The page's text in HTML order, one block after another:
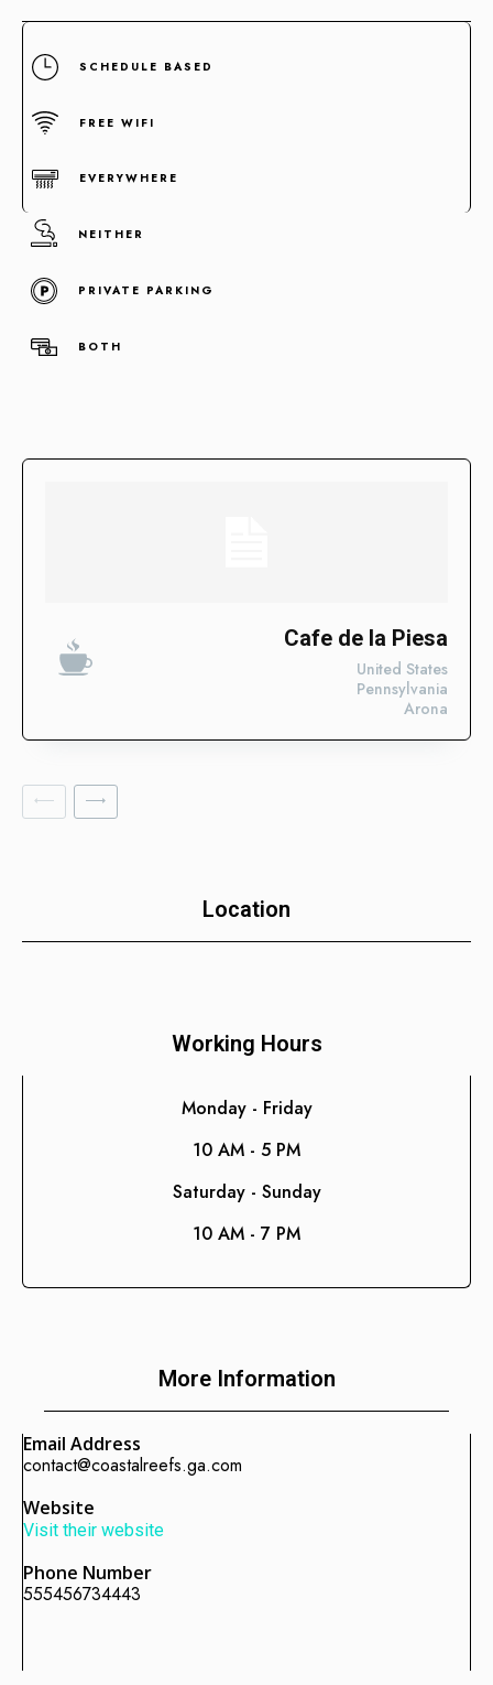
Concentramos la fuerza de +100 enlaces de alta autoridad
Tecnologías de la Información
Marketing y Publicidad
Recursos Humanos
Construcción
Consultoría de Gestión
Manufactura y Producción
Comunicación y Entretenimiento
Energía y Servicios Públicos
SCHEDULE BASED
FREE WIFI
EVERYWHERE
NEITHER
PRIVATE PARKING
BOTH
Cafe de la Piesa
Arona
Pennsylvania
United States
Location
Working Hours
Monday - Friday
10 AM - 5 PM
Saturday - Sunday
10 AM - 7 PM
More Information
Email Address
contact@coastalreefs.ga.com
Website
Visit their website
Phone Number
555456734443